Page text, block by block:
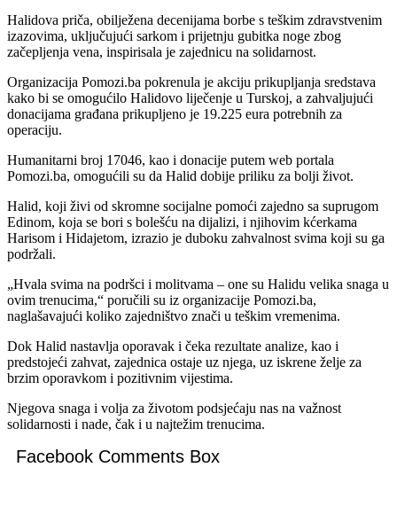
Halidova priča, obilježena decenijama borbe s teškim zdravstvenim
izazovima, uključujući sarkom i prijetnju gubitka noge zbog
začepljenja vena, inspirisala je zajednicu na solidarnost.
Organizacija Pomozi.ba pokrenula je akciju prikupljanja sredstava
kako bi se omogućilo Halidovo liječenje u Turskoj, a zahvaljujući
donacijama građana prikupljeno je 19.225 eura potrebnih za
operaciju.
Humanitarni broj 17046, kao i donacije putem web portala
Pomozi.ba, omogućili su da Halid dobije priliku za bolji život.
Halid, koji živi od skromne socijalne pomoći zajedno sa suprugom
Edinom, koja se bori s bolešću na dijalizi, i njihovim kćerkama
Harisom i Hidajetom, izrazio je duboku zahvalnost svima koji su ga
podržali.
„Hvala svima na podršci i molitvama – one su Halidu velika snaga u
ovim trenucima,“ poručili su iz organizacije Pomozi.ba,
naglašavajući koliko zajedništvo znači u teškim vremenima.
Dok Halid nastavlja oporavak i čeka rezultate analize, kao i
predstojeći zahvat, zajednica ostaje uz njega, uz iskrene želje za
brzim oporavkom i pozitivnim vijestima.
Njegova snaga i volja za životom podsjećaju nas na važnost
solidarnosti i nade, čak i u najtežim trenucima.
Facebook Comments Box